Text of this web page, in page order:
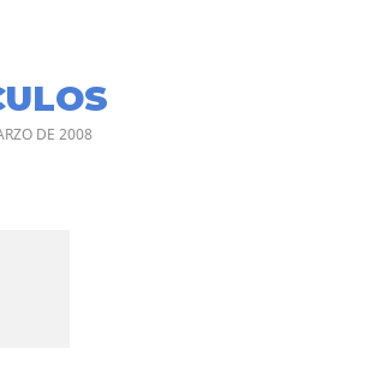
DE 2008